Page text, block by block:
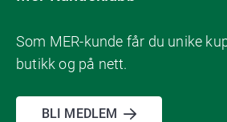
Som MER-kunde får du unike
butikk og på nett.
BLI MEDLEM